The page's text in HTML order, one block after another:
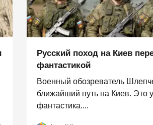
Русский поход на Киев
фантастикой
Военный обозреватель
ближайший путь на Киев. Это
фантастика....